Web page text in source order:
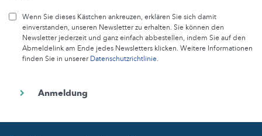
Wenn Sie dieses Kästchen ankreuzen, erklären Sie sich damit
einverstanden, unseren Newsletter zu erhalten. Sie können den
Newsletter jederzeit und ganz einfach abbestellen, indem Sie auf den
Abmeldelink am Ende jedes Newsletters klicken. Weitere Informationen
finden Sie in unsererDatenschutzrichtlinie.